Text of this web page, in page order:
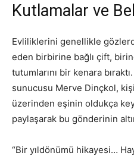
Kutlamalar ve
Evliliklerini genellikle
eden birbirine bağlı çift,
tutumlarını bir kenara
sunucusu Merve Dinçkol,
üzerinden eşinin oldukça
paylaşarak bu gönderinin
“Bir yıldönümü hikayesi…